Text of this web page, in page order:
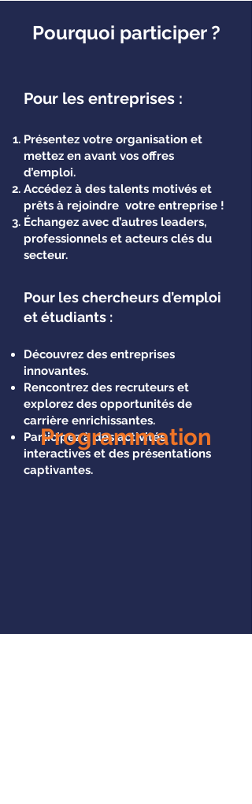
Pourquoi participer ?
Pour les entreprises :
Présentez votre organisation et
mettez en avant vos offres
d’emploi.
Accédez à des talents motivés et
prêts à rejoindre votre entreprise !
Échangez avec d’autres leaders,
professionnels et acteurs clés du
secteur.
Pour les chercheurs d’emploi
et étudiants :
Découvrez des entreprises
innovantes.
Rencontrez des recruteurs et
explorez des opportunités de
carrière enrichissantes.
Participez à des activités
interactives et des présentations
captivantes.
Programmation